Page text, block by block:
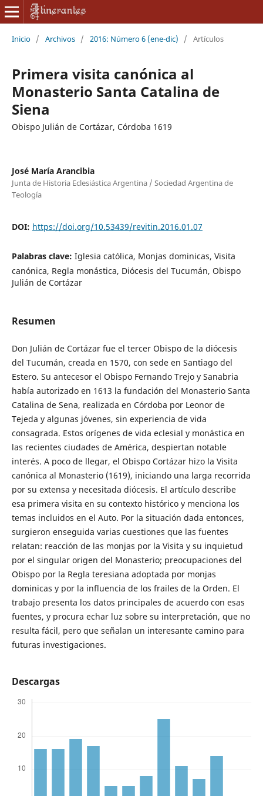
Inicio / Archivos / 2016: Número 6 (ene-dic) / Artículos
Primera visita canónica al
Monasterio Santa Catalina de
Siena
Obispo Julián de Cortázar, Córdoba 1619
José María Arancibia
Junta de Historia Eclesiástica Argentina / Sociedad Argentina de
Teología
DOI: https://doi.org/10.53439/revitin.2016.01.07
Palabras clave: Iglesia católica, Monjas dominicas, Visita
canónica, Regla mon´ástica, Diócesis del Tucumán, Obispo
Julián de Cortázar
Resumen
Don Julián de Cortázar fue el tercer Obispo de la diócesis
del Tucumán, creada en 1570, con sede en Santiago del
Estero. Su antecesor el Obispo Fernando Trejo y Sanabria
había autorizado en 1613 la fundación del Monasterio Santa
Catalina de Sena, realizada en Córdoba por Leonor de
Tejeda y algunas jóvenes, sin experiencia de vida
consagrada. Estos orígenes de vida eclesial y monástica en
las recientes ciudades de América, despiertan notable
interés. A poco de llegar, el Obispo Cortázar hizo la Visita
canónica al Monasterio (1619), iniciando una larga recorrida
por su extensa y necesitada diócesis. El artículo describe
esa primera visita en su contexto histórico y menciona los
temas incluidos en el Auto. Por la situación dada entonces,
surgieron enseguida varias cuestiones que las fuentes
relatan: reacción de las monjas por la Visita y su inquietud
por el singular origen del Monasterio; preocupaciones del
Obispo por la Regla teresiana adoptada por monjas
dominicas y por la influencia de los frailes de la Orden. El
trabajo presenta los datos principales de acuerdo con esas
fuentes, y procura echar luz sobre su interpretación, que no
resulta fácil, pero que señalan un interesante camino para
futuras investigaciones.
Descargas